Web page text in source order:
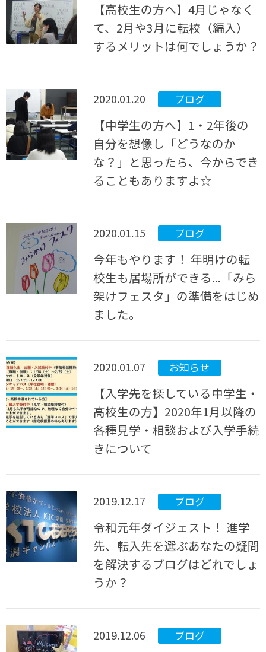
【高校生の方へ】4月じゃなく
て、2月や3月に転校（編入）
するメリットは何でしょうか？
2020.01.20 ブログ
【中学生の方へ】1・2年後の
自分を想像し「どうなのか
な？」と思ったら、今からでき
ることもありますよ☆
2020.01.15 ブログ
今年もやります！ 年明けの転
校生も居場所ができる...「みら
架けフェスタ」の準備をはじめ
ました。
2020.01.07 お知らせ
【入学先を探している中学生・
高校生の方】2020年1月以降の
各種見学・相談および入学手続
きについて
2019.12.17 ブログ
令和元年ダイジェスト！ 進学
先、転入先を選ぶあなたの疑問
を解決するブログはどれでしょ
うか？
2019.12.06 ブログ